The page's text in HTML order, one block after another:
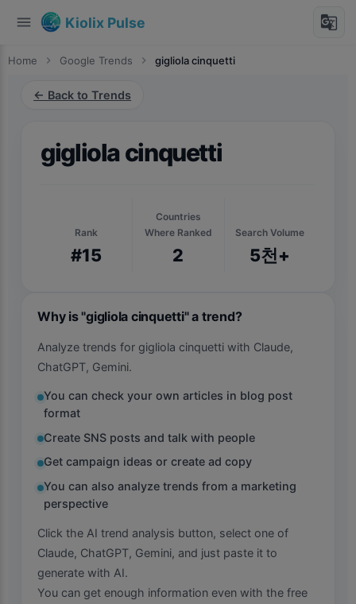
menu Kiolix Pulse g_translate
Home chevron_right Google Trends chevron_right gigliola cinquetti
← Back to Trends
gigliola cinquetti
Rank
#15
Countries
Where Ranked
2
Search Volume
5천+
Why is "gigliola cinquetti" a trend?
Analyze trends for gigliola cinquetti with Claude,
ChatGPT, Gemini.
You can check your own articles in blog post
format
Create SNS posts and talk with people
Get campaign ideas or create ad copy
You can also analyze trends from a marketing
perspective
Click the AI trend analysis button, select one of
Claude, ChatGPT, Gemini, and just paste it to
generate with AI.
You can get enough information even with the free